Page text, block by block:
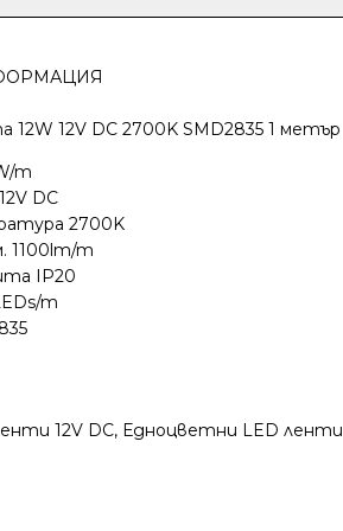
12W 12V DC 2700K SMD2835 1 метър
m
DC
2700K
1100lm/m
IP20
m
12V DC, Едноцветни LED ленти